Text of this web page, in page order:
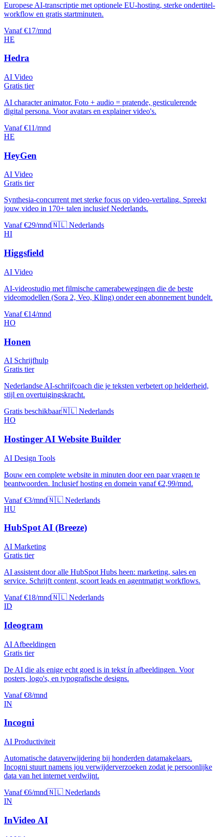
Europese AI-transcriptie met optionele EU-hosting, sterke ondertitel-
workflow en gratis startminuten.
Vanaf €17/mnd
HE
Hedra
AI Video
Gratis tier
AI character animator. Foto + audio = pratende, gesticulerende
digital persona. Voor avatars en explainer video's.
Vanaf €11/mnd
HE
HeyGen
AI Video
Gratis tier
Synthesia-concurrent met sterke focus op video-vertaling. Spreekt
jouw video in 170+ talen inclusief Nederlands.
Vanaf €29/mnd🇳🇱 Nederlands
HI
Higgsfield
AI Video
AI-videostudio met filmische camerabewegingen die de beste
videomodellen (Sora 2, Veo, Kling) onder een abonnement bundelt.
Vanaf €14/mnd
HO
Honen
AI Schrijfhulp
Gratis tier
Nederlandse AI-schrijfcoach die je teksten verbetert op helderheid,
stijl en overtuigingskracht.
Gratis beschikbaar🇳🇱 Nederlands
HO
Hostinger AI Website Builder
AI Design Tools
Bouw een complete website in minuten door een paar vragen te
beantwoorden. Inclusief hosting en domein vanaf €2,99/mnd.
Vanaf €3/mnd🇳🇱 Nederlands
HU
HubSpot AI (Breeze)
AI Marketing
Gratis tier
AI assistent door alle HubSpot Hubs heen: marketing, sales en
service. Schrijft content, scoort leads en agentmatigt workflows.
Vanaf €18/mnd🇳🇱 Nederlands
ID
Ideogram
AI Afbeeldingen
Gratis tier
De AI die als enige echt goed is in tekst ín afbeeldingen. Voor
posters, logo's, en typografische designs.
Vanaf €8/mnd
IN
Incogni
AI Productiviteit
Automatische dataverwijdering bij honderden datamakelaars.
Incogni stuurt namens jou verwijderverzoeken zodat je persoonlijke
data van het internet verdwijnt.
Vanaf €6/mnd🇳🇱 Nederlands
IN
InVideo AI